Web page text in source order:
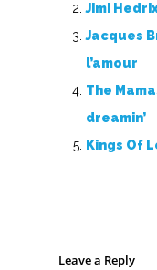
Jimi
Jacques
l’amour
The
dreamin’
Kings Of
Leave a Reply